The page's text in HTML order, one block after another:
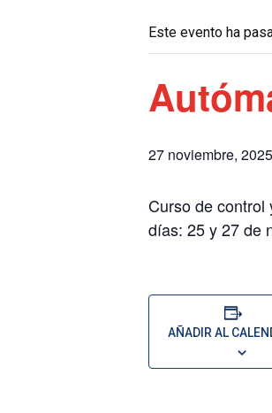
Este evento ha
27 noviembre,
Curso de control
días: 25 y 27 de
AÑADIR AL